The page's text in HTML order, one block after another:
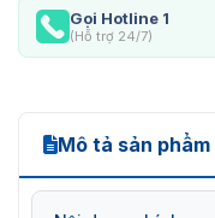
Gọi Hotline 1
(Hỗ trợ 24/7)
Mô tả sản phẩm